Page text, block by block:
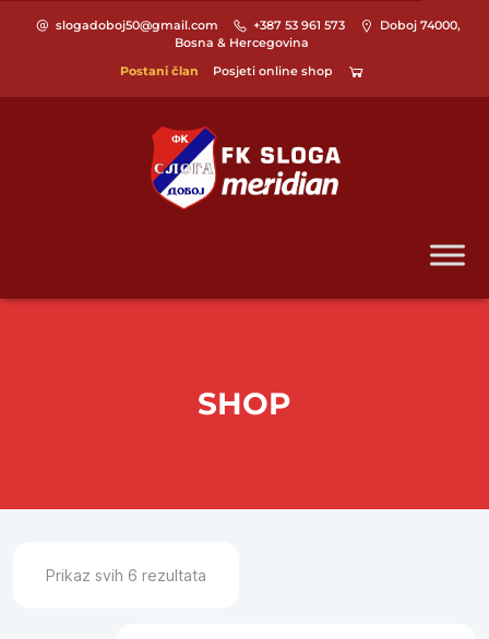
slogadoboj50@gmail.com +387 53 961 573
Doboj 74000,
Bosna & Hercegovina
Postani član
Posjeti online shop
SHOP
Prikaz svih 6 rezultata